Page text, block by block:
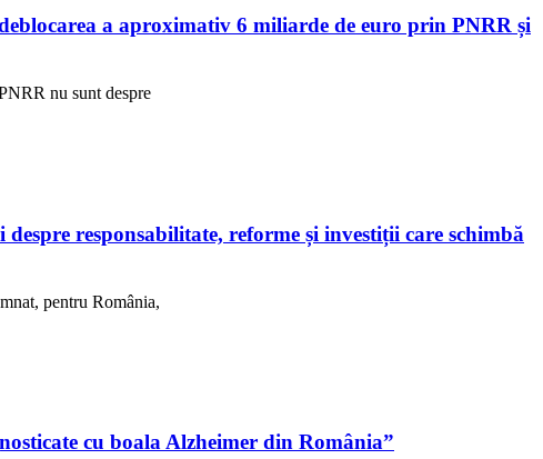
a aproximativ 6 miliarde de euro prin PNRR și
nu sunt despre
responsabilitate, reforme și investiții care schimbă
pentru România,
cu boala Alzheimer din România”